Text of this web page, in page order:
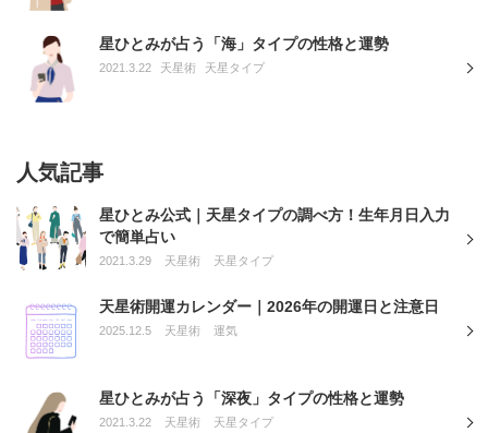
星ひとみが占う「海」タイプの性格と運勢
2021.3.22 天星術 天星タイプ
人気記事
星ひとみ公式｜天星タイプの調べ方！生年月日入力
で簡単占い
2021.3.29 天星術 天星タイプ
天星術開運カレンダー｜2026年の開運日と注意日
2025.12.5 天星術 運気
星ひとみが占う「深夜」タイプの性格と運勢
2021.3.22 天星術 天星タイプ